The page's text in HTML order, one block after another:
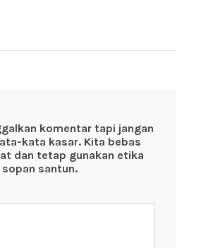
komentar tapi jangan
kata kasar. Kita bebas
dan tetap gunakan etika
sopan santun.